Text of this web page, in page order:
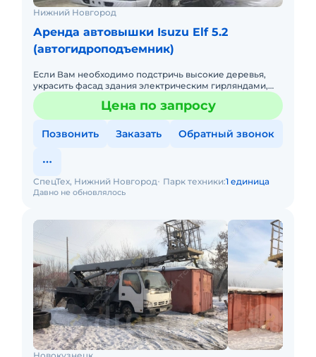
Нижний Новгород
Аренда автовышки Isuzu Elf 5.2
(автогидроподъемник)
Если Вам необходимо подстричь высокие деревья,
украсить фасад здания электрическим гирляндами,
помыть снаружи стеклянные окна Вашего офиса,
снять домашнее видеоЦена по запросу
Позвонить Заказать Обратный звонок
Давно не обновлялось
СпецТех, Нижний Новгород Парк техники:1 единица